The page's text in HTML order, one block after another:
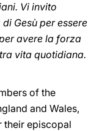
Vi invito
Gesù per essere
avere la forza
vita quotidiana.
of the
and Wales,
their episcopal